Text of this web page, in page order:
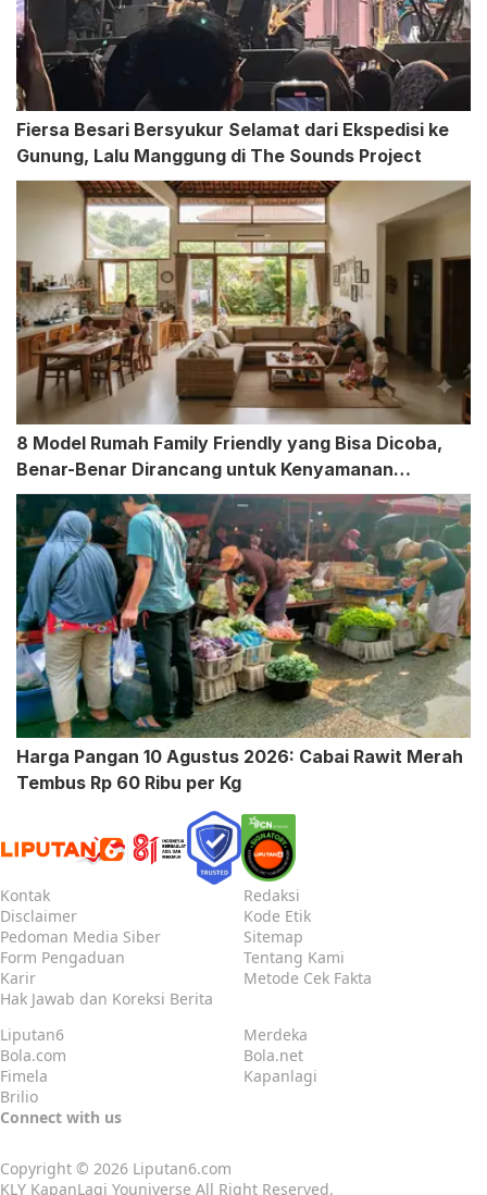
Fiersa Besari Bersyukur Selamat dari Ekspedisi ke
Gunung, Lalu Manggung di The Sounds Project
8 Model Rumah Family Friendly yang Bisa Dicoba,
Benar-Benar Dirancang untuk Kenyamanan
Keluarga
Harga Pangan 10 Agustus 2026: Cabai Rawit Merah
Tembus Rp 60 Ribu per Kg
Kontak
Redaksi
Disclaimer
Kode Etik
Pedoman Media Siber
Sitemap
Form Pengaduan
Tentang Kami
Karir
Metode Cek Fakta
Hak Jawab dan Koreksi Berita
Liputan6
Merdeka
Bola.com
Bola.net
Fimela
Kapanlagi
Brilio
Connect with us
Copyright © 2026 Liputan6.com
KLY KapanLagi Youniverse All Right Reserved.